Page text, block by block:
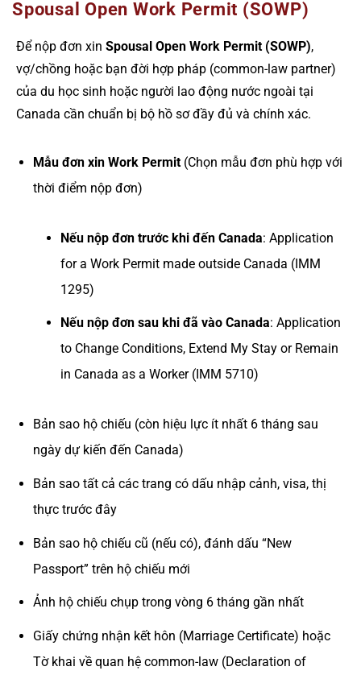
Spousal Open Work Permit (SOWP)
Để nộp đơn xin Spousal Open Work Permit (SOWP),
vợ/chồng hoặc bạn đời hợp pháp (common-law partner)
của du học sinh hoặc người lao động nước ngoài tại
Canada cần chuẩn bị bộ hồ sơ đầy đủ và chính xác.
Mẫu đơn xin Work Permit(Chọn mẫu đơn phù hợp với
thời điểm nộp đơn)
Nếu nộp đơn trước khi đến Canada: Application
for a Work Permit made outside Canada (IMM
1295)
Nếu nộp đơn sau khi đã vào Canada: Application
to Change Conditions, Extend My Stay or Remain
in Canada as a Worker (IMM 5710)
Bản sao hộ chiếu (còn hiệu lực ít nhất 6 tháng sau
ngày dự kiến đến Canada)
Bản sao tất cả các trang có dấu nhập cảnh, visa, thị
thực trước đây
Bản sao hộ chiếu cũ (nếu có), đánh dấu “New
Passport” trên hộ chiếu mới
Ảnh hộ chiếu chụp trong vòng 6 tháng gần nhất
Giấy chứng nhận kết hôn (Marriage Certificate) hoặc
Tờ khai về quan hệ common-law (Declaration of